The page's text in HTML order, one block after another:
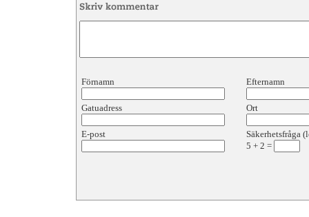
Förnamn Efternamn
Gatuadress Ort
E-post
Säkerhetsfråga
5 + 2 =